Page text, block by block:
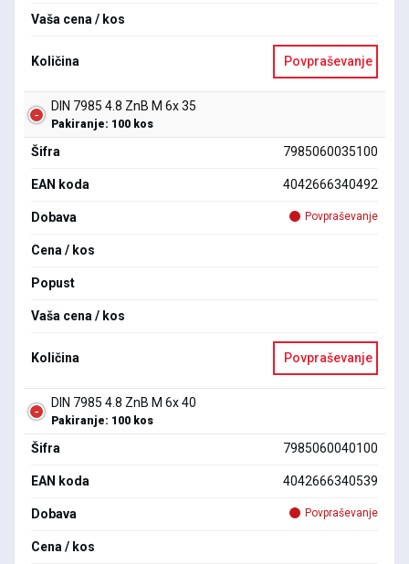
Vaša cena / kos
Količina Povpraševanje
DIN 7985 4.8 ZnB M 6x 35
Pakiranje: 100 kos
Šifra 7985060035100
EAN koda 4042666340492
Dobava Povpraševanje
Cena / kos
Popust
Vaša cena / kos
Količina Povpraševanje
DIN 7985 4.8 ZnB M 6x 40
Pakiranje: 100 kos
Šifra 7985060040100
EAN koda 4042666340539
Dobava Povpraševanje
Cena / kos